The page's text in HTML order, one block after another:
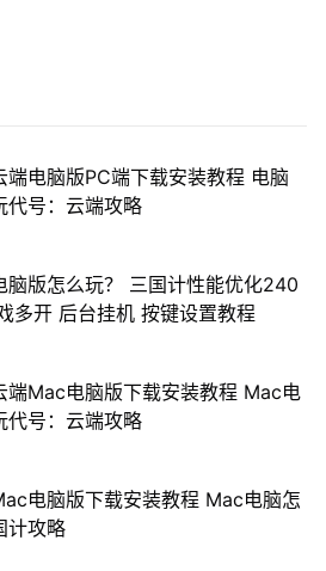
端电脑版PC端下载安装教程 电脑
代号：云端攻略
脑版怎么玩？ 三国计性能优化240
多开 后台挂机 按键设置教程
端Mac电脑版下载安装教程 Mac电
代号：云端攻略
电脑版下载安装教程 Mac电脑怎
计攻略